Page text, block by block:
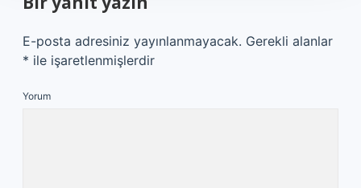
E-posta adresiniz yayınlanmayacak. Gerekli alanlar
* ile işaretlenmişlerdir
Yorum